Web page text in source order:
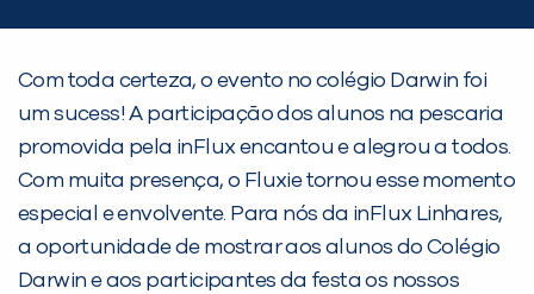
Com toda certeza, o evento no colégio Darwin foi
um sucess! A participação dos alunos na pescaria
promovida pela inFlux encantou e alegrou a todos.
Com muita presença, o Fluxie tornou esse momento
especial e envolvente. Para nós da inFlux Linhares,
a oportunidade de mostrar aos alunos do Colégio
Darwin e aos participantes da festa os nossos
PEÇA UMA DEMONSTRAÇÃO DE MÉTODO